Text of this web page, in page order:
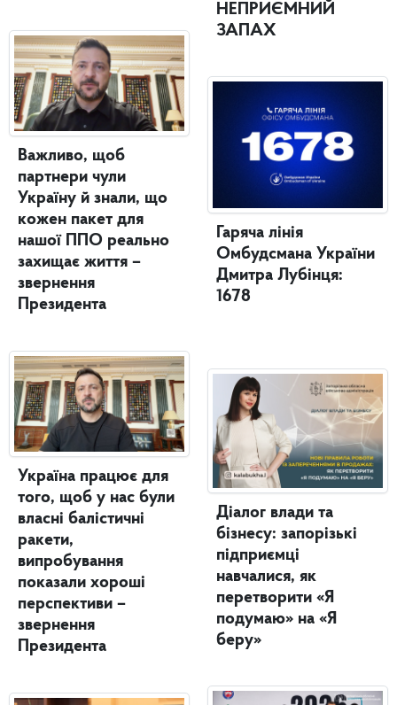
Важливо, щоб
партнери чули
Україну й знали, що
кожен пакет для
нашої ППО реально
захищає життя –
звернення
Президента
Україна працює для
того, щоб у нас були
власні балістичні
ракети,
випробування
показали хороші
перспективи –
звернення
Президента
НЕПРИЄМНИЙ
ЗАПАХ
Гаряча лінія
Омбудсмана України
Дмитра Лубінця:
1678
Діалог влади та
бізнесу: запорізькі
підприємці
навчалися, як
перетворити «Я
подумаю» на «Я
беру»